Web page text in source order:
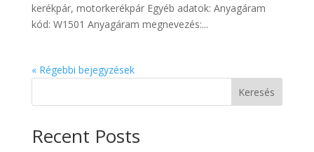
kerékpár, motorkerékpár Egyéb adatok: Anyagáram
kód: W1501 Anyagáram megnevezés:...
« Régebbi bejegyzések
Keresés
Recent Posts